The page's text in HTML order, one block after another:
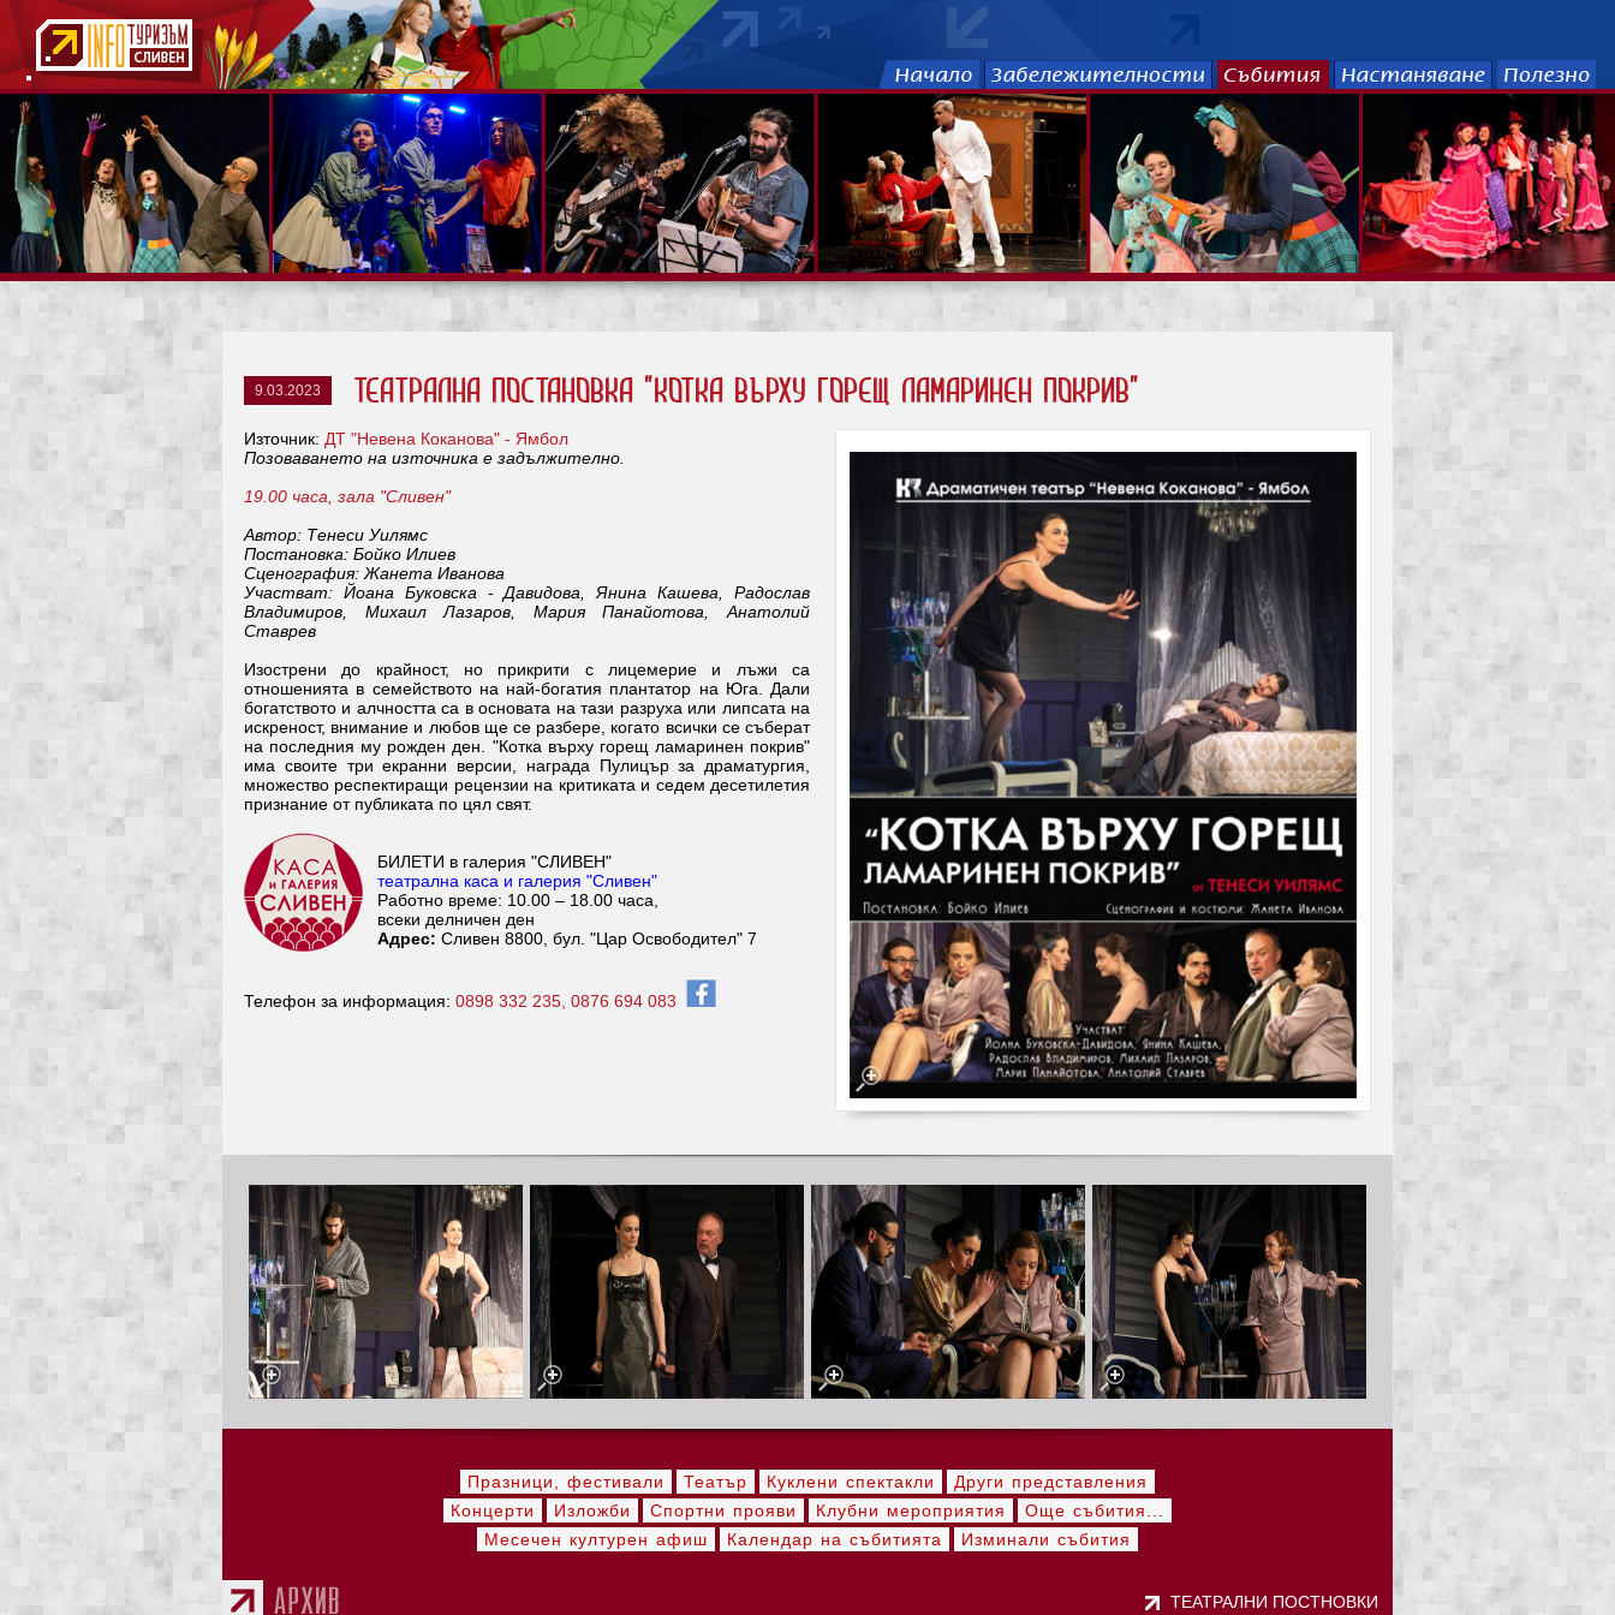
9.03.2023 Театрална постановка "Котка върху горещ ламаринен покрив"
Източник: ДТ "Невена Коканова" - Ямбол
Позоваването на източника е задължително.
19.00 часа, зала "Сливен"
Автор: Тенеси Уилямс
Постановка: Бойко Илиев
Сценография: Жанета Иванова
Участват: Йоана Буковска - Давидова, Янина Кашева, Радослав
Владимиров, Михаил Лазаров, Мария Панайотова, Анатолий
Ставрев
Изострени до крайност, но прикрити с лицемерие и лъжи са
отношенията в семейството на най-богатия плантатор на Юга. Дали
богатството и алчността са в основата на тази разруха или липсата на
искреност, внимание и любов ще се разбере, когато всички се съберат
на последния му рожден ден. "Котка върху горещ ламаринен покрив"
има своите три екранни версии, награда Пулицър за драматургия,
множество респектиращи рецензии на критиката и седем десетилетия
признание от публиката по цял свят.
БИЛЕТИ в галерия "СЛИВЕН"
театрална каса и галерия "Сливен"
Работно време: 10.00 – 18.00 часа,
всеки делничен ден
Адрес: Сливен 8800, бул. "Цар Освободител" 7
Телефон за информация: 0898 332 235, 0876 694 083
Празници, фестивали Театър Куклени спектакли
Други представления
Концерти
Изложби Спортни прояви Клубни мероприятия
Още събития...
Месечен културен афиш
Календар на събитията Изминали събития
ТЕАТРАЛНИ ПОСТНОВКИ